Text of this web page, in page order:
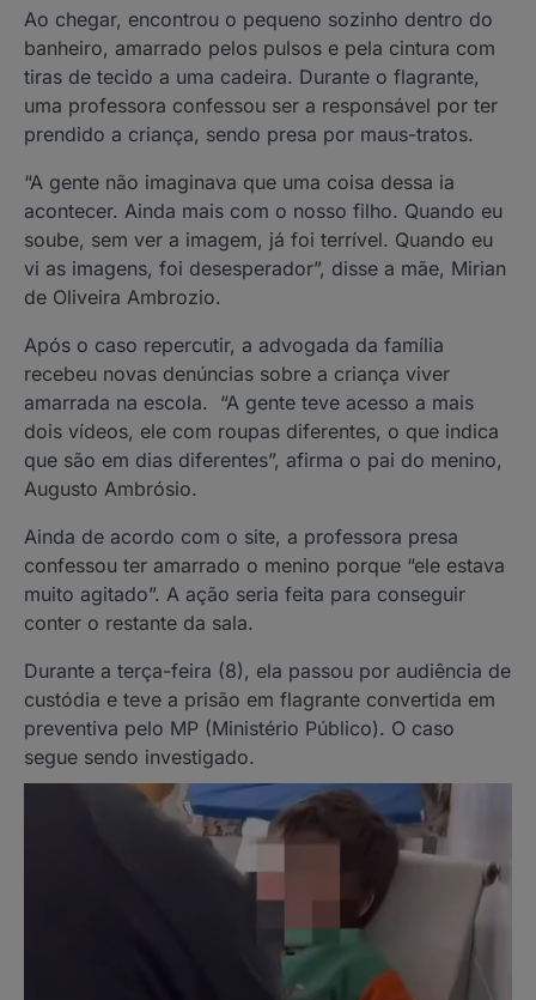
Ao chegar, encontrou o pequeno sozinho dentro do
banheiro, amarrado pelos pulsos e pela cintura com
tiras de tecido a uma cadeira. Durante o flagrante,
uma professora confessou ser a responsável por ter
prendido a criança, sendo presa por maus-tratos.
“A gente não imaginava que uma coisa dessa ia
acontecer. Ainda mais com o nosso filho. Quando eu
soube, sem ver a imagem, já foi terrível. Quando eu
vi as imagens, foi desesperador”, disse a mãe, Mirian
de Oliveira Ambrozio.
Após o caso repercutir, a advogada da família
recebeu novas denúncias sobre a criança viver
amarrada na escola. “A gente teve acesso a mais
dois vídeos, ele com roupas diferentes, o que indica
que são em dias diferentes”, afirma o pai do menino,
Augusto Ambrósio.
Ainda de acordo com o site, a professora presa
confessou ter amarrado o menino porque “ele estava
muito agitado”. A ação seria feita para conseguir
conter o restante da sala.
Durante a terça-feira (8), ela passou por audiência de
custódia e teve a prisão em flagrante convertida em
preventiva pelo MP (Ministério Público). O caso
segue sendo investigado.